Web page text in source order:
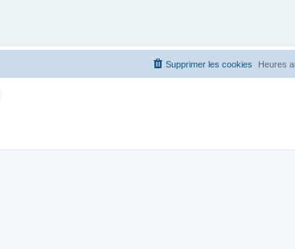
Heures
Supprimer les cookies